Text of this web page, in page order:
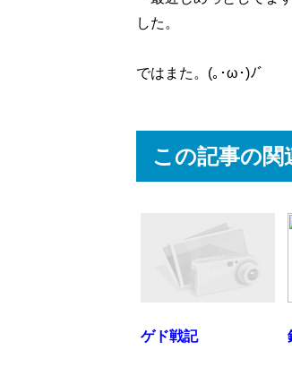
した。
ではまた。(｡･ω･)ﾉﾞ
この記事の関
ゲド戦記